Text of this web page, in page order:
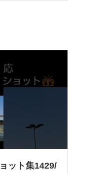
ット集1429/